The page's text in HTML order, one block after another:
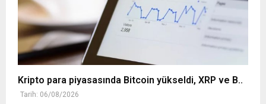
Kripto para piyasasında Bitcoin yükseldi, XRP ve B..
Tarih: 06/08/2026